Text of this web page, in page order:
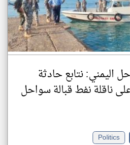
اليمني: نتابع حادثة
ناقلة نفط قبالة سواحل
Politics